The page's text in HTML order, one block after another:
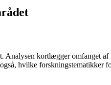
kortlægger omfanget
hvilke